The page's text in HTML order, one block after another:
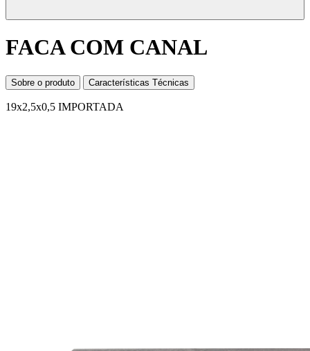
FACA COM CANAL
Sobre o produto Características Técnicas
19x2,5x0,5 IMPORTADA